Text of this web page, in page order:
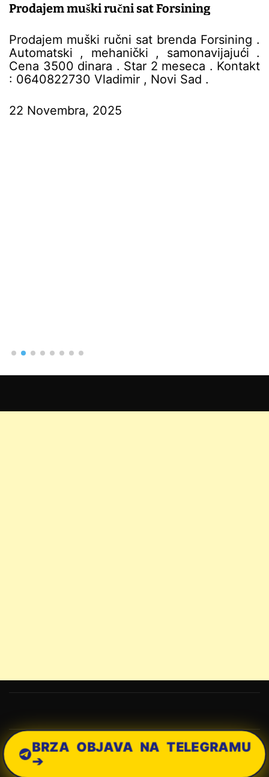
BRZA OBJAVA NA TELEGRAMU
➔
Prodajem muški ručni sat Forsining
Prodajem muški ručni sat brenda Forsining .
Automatski , mehanički , samonavijajući .
Cena 3500 dinara . Star 2 meseca . Kontakt
: 0640822730 Vladimir , Novi Sad .
22 Novembra, 2025